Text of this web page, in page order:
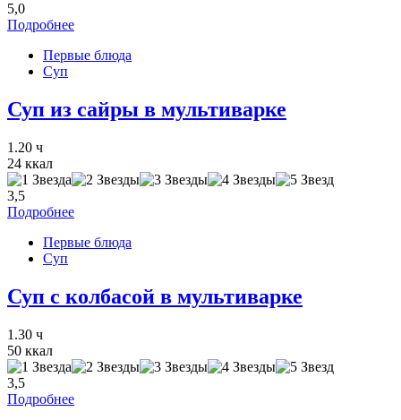
5,0
Подробнее
Первые блюда
Суп
Суп из сайры в мультиварке
1.20 ч
24 ккал
3,5
Подробнее
Первые блюда
Суп
Суп с колбасой в мультиварке
1.30 ч
50 ккал
3,5
Подробнее